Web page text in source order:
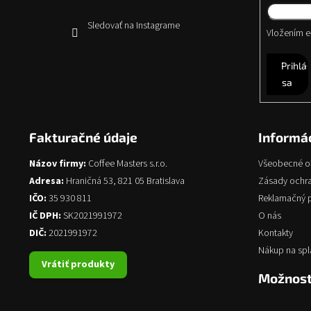
Sledovať na Instagrame
Vložením
Prihlásiť
sa
Fakturačné údaje
Názov firmy: Coffee Masters s.r.o.
Adresa: Hraničná 53, 821 05 Bratislava
IČO: 35 930 811
IČ DPH: SK2021991972
DIČ: 2021991972
Vrátiť produkty
Všeobecné
Zásady
Reklamačný
O nás
Kontakty
Nákup na